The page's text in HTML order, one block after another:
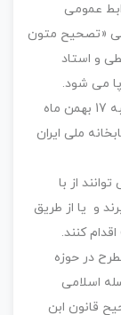
عمومی
«تصحیح متون
و استاد
نخستین کارگاه «تصحیح متون خطی» روز یکشنبه 17 بهمن ماه
ملی ایران
از با
تماس بگیرند و یا از طریق
در حوزه
اسلامی
قانون ابن